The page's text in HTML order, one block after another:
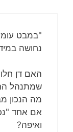
"במבט
נחושה
האם דן
שמתנהל
מה הנכון
אם אחד
ואיפה?